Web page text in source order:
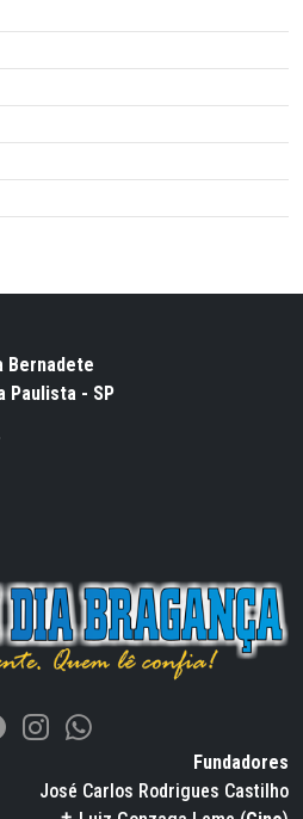
Bernadete
Paulista - SP
Fundadores
José Carlos Rodrigues Castilho